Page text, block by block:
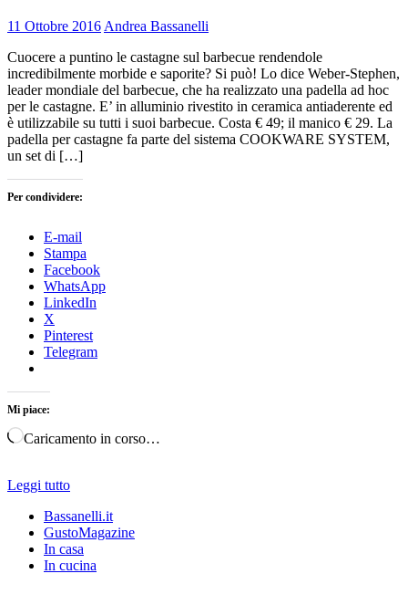
11 Ottobre 2016 Andrea Bassanelli
Cuocere a puntino le castagne sul barbecue rendendole
incredibilmente morbide e saporite? Si può! Lo dice Weber-Stephen,
leader mondiale del barbecue, che ha realizzato una padella ad hoc
per le castagne. E’ in alluminio rivestito in ceramica antiaderente ed
è utilizzabile su tutti i suoi barbecue. Costa € 49; il manico € 29. La
padella per castagne fa parte del sistema COOKWARE SYSTEM,
un set di […]
Per condividere:
E-mail
Stampa
Facebook
WhatsApp
LinkedIn
X
Pinterest
Telegram
Mi piace:
Caricamento in corso…
Leggi tutto
Bassanelli.it
GustoMagazine
In casa
In cucina